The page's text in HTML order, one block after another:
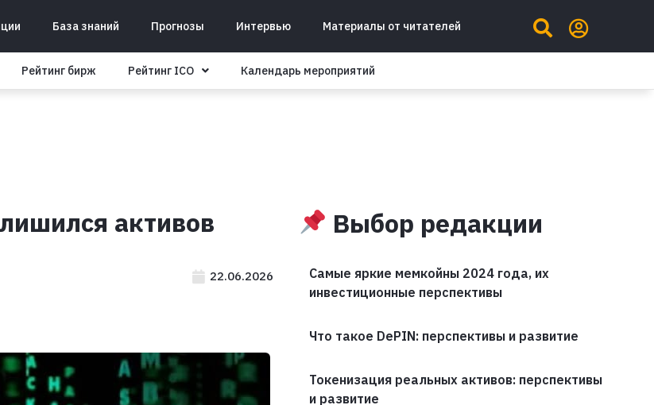
База знаний Прогнозы Интервью Материалы от читателей
Рейтинг бирж Рейтинг ICO Календарь мероприятий
активов
22.06.2026
Выбор редакции
Самые яркие мемкойны 2024 года, их
инвестиционные перспективы
Что такое DePIN: перспективы и развитие
Токенизация реальных активов: перспективы
и развитие